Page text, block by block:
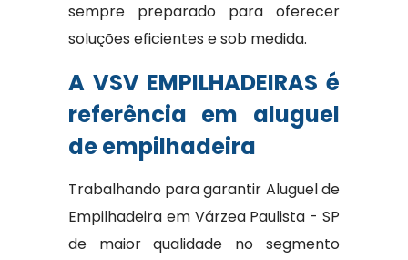
sempre preparado para oferecer
soluções eficientes e sob medida.
A VSV EMPILHADEIRAS é
referência em aluguel
de empilhadeira
Trabalhando para garantir Aluguel de
Empilhadeira em Várzea Paulista - SP
de maior qualidade no segmento